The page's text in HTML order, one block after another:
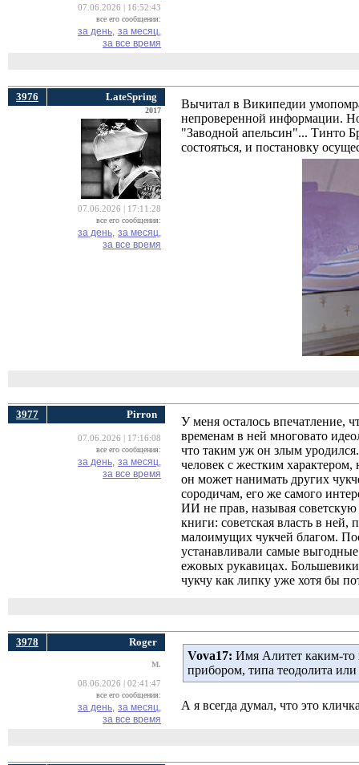
07.06.2026 | 16:52:43
все его сообщения:
за день, за месяц,
за все время
3976 LateSpring
2017
07.06.2026 | 17:11:28
все его сообщения:
за день, за месяц,
за все время
Вычитал в Википедии
непроверенной информации.
"Заводной апельсин"... Тинто
состояться, и постановку
3977 Pirron
07.06.2026 | 17:16:08
все его сообщения:
за день, за месяц,
за все время
У меня осталось впечатление,
временам в ней многовато
что таким уж он злым
человек с жестким
он может нанимать других
сородичам, его же самого
ИИ не прав, называя советскую
книги: советская власть в
малоимущих чукчей благом.
устанавливали самые
ежовых рукавицах. Большевики
чукчу как липку уже хотя бы
3978 Roger
M.
08.06.2026 | 02:41:47
все его сообщения:
за день, за месяц,
за все время
Vova17: Имя Алитет каким-то
прибором, типа теодолита
А я всегда думал, что это